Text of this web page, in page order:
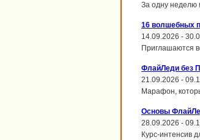
За одну неделю
16 волшебных
14.09.2026 -
Приглашаются
ФлайЛеди без
21.09.2026 -
Марафон,
Основы
28.09.2026 -
Курс-интенсив